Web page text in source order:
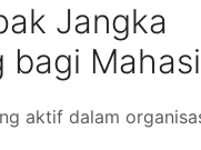
Jangka
bagi
aktif dalam